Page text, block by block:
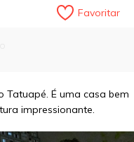
Favoritar
Tatuapé. É uma casa bem
impressionante.